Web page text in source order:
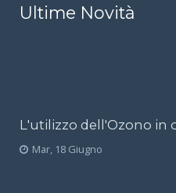
Ultime Novità
L'utilizzo dell'Ozono in
Mar, 18 Giugno